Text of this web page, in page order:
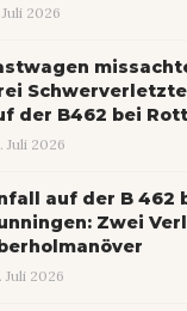
Juli 2026
der B462 bei
Juli 2026
auf der B 462
Zwei
Juli 2026